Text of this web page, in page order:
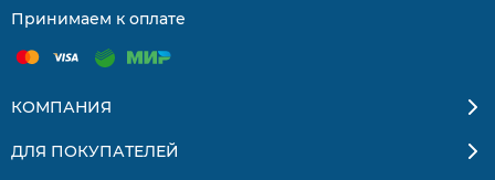
Принимаем к оплате
КОМПАНИЯ
ДЛЯ ПОКУПАТЕЛЕЙ